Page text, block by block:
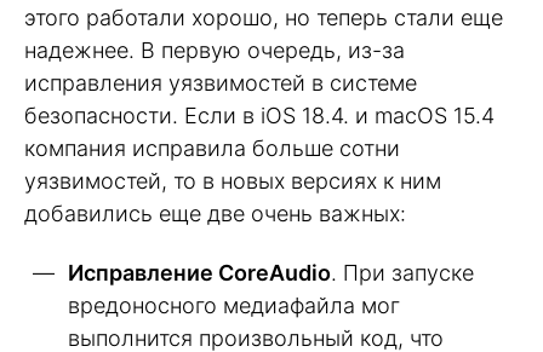
этого работали хорошо, но теперь стали еще
надежнее. В первую очередь, из-за
исправления уязвимостей в системе
безопасности. Если в iOS 18.4. и macOS 15.4
компания исправила больше сотни
уязвимостей, то в новых версиях к ним
добавились еще две очень важных:
Исправление CoreAudio. При запуске
вредоносного медиафайла мог
выполнится произвольный код, что